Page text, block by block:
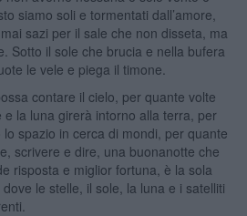
siamo soli e tormentati dall’amore,
sazi per il sale che non disseta, ma
Sotto il sole che brucia e nella bufera
le vele e piega il timone.
contare il cielo, per quante volte
la luna girerà intorno alla terra, per
spazio in cerca di mondi, per quante
scrivere e dire, una buonanotte che
risposta e miglior fortuna, è la sola
le stelle, il sole, la luna e i satelliti